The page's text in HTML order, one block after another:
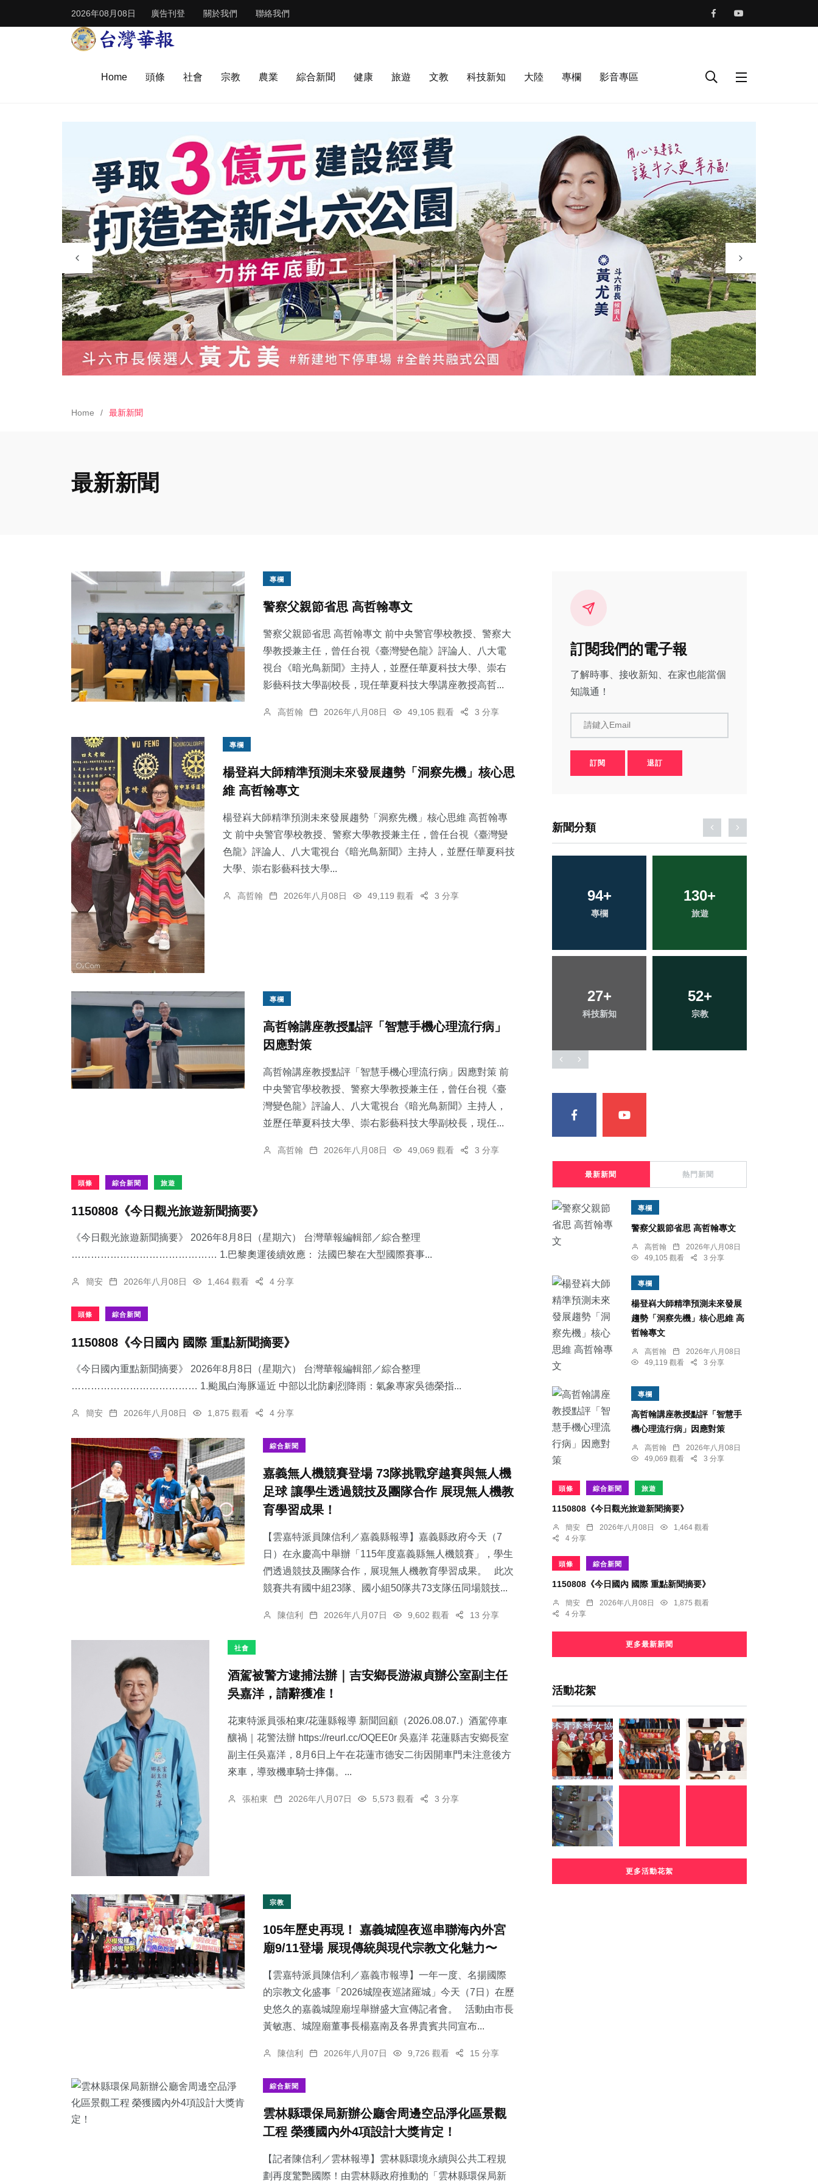
2026年08月08日 廣告刊登 關於我們 聯絡我們
Home 頭條 社會 宗教 農業 綜合新聞 健康 旅遊 文教 科技新知 大陸 專欄 影音專區
Home 最新新聞
最新新聞
專欄
警察父親節省思 高哲翰專文
警察父親節省思 高哲翰專文 前中央警官學校教授、警察大
學教授兼主任，曾任台視《臺灣變色龍》評論人、八大電
視台《暗光鳥新聞》主持人，並歷任華夏科技大學、崇右
影藝科技大學副校長，現任華夏科技大學講座教授高哲...
高哲翰 2026年八月08日 49,105 觀看 3 分享
專欄
楊登嵙大師精準預測未來發展趨勢「洞察先機」核心思
維 高哲翰專文
楊登嵙大師精準預測未來發展趨勢「洞察先機」核心思維 高哲翰專
文 前中央警官學校教授、警察大學教授兼主任，曾任台視《臺灣變
色龍》評論人、八大電視台《暗光鳥新聞》主持人，並歷任華夏科技
大學、崇右影藝科技大學...
高哲翰 2026年八月08日 49,119 觀看 3 分享
專欄
高哲翰講座教授點評「智慧手機心理流行病」
因應對策
高哲翰講座教授點評「智慧手機心理流行病」因應對策 前
中央警官學校教授、警察大學教授兼主任，曾任台視《臺
灣變色龍》評論人、八大電視台《暗光鳥新聞》主持人，
並歷任華夏科技大學、崇右影藝科技大學副校長，現任...
高哲翰 2026年八月08日 49,069 觀看 3 分享
頭條 綜合新聞 旅遊
1150808《今日觀光旅遊新聞摘要》
《今日觀光旅遊新聞摘要》 2026年8月8日（星期六） 台灣華報編輯部／綜合整理
……………………………………… 1.​巴黎奧運後續效應： 法國巴黎在大型國際賽事...
簡安 2026年八月08日 1,464 觀看 4 分享
頭條 綜合新聞
1150808《今日國內 國際 重點新聞摘要》
《今日國內重點新聞摘要》 2026年8月8日（星期六） 台灣華報編輯部／綜合整理
………………………………… 1.颱風白海豚逼近 中部以北防劇烈降雨：​氣象專家吳德榮指...
簡安 2026年八月08日 1,875 觀看 4 分享
綜合新聞
嘉義無人機競賽登場 73隊挑戰穿越賽與無人機
足球 讓學生透過競技及團隊合作 展現無人機教
育學習成果！
【雲嘉特派員陳信利／嘉義縣報導】嘉義縣政府今天（7
日）在永慶高中舉辦「115年度嘉義縣無人機競賽」，學生
們透過競技及團隊合作，展現無人機教育學習成果。 此次
競賽共有國中組23隊、國小組50隊共73支隊伍同場競技...
陳信利 2026年八月07日 9,602 觀看 13 分享
社會
酒駕被警方逮捕法辦｜吉安鄉長游淑貞辦公室副主任
吳嘉洋，請辭獲准！
花東特派員張柏東/花蓮縣報導 新聞回顧（2026.08.07.）酒駕停車
釀禍｜花警法辦 https://reurl.cc/OQEE0r 吳嘉洋 花蓮縣吉安鄉長室
副主任吳嘉洋，8月6日上午在花蓮市德安二街因開車門未注意後方
來車，導致機車騎士摔傷。...
張柏東 2026年八月07日 5,573 觀看 3 分享
宗教
105年歷史再現！ 嘉義城隍夜巡串聯海內外宮
廟9/11登場 展現傳統與現代宗教文化魅力〜
【雲嘉特派員陳信利／嘉義市報導】一年一度、名揚國際
的宗教文化盛事「2026城隍夜巡諸羅城」今天（7日）在歷
史悠久的嘉義城隍廟埕舉辦盛大宣傳記者會。 活動由市長
黃敏惠、城隍廟董事長楊嘉南及各界貴賓共同宣布...
陳信利 2026年八月07日 9,726 觀看 15 分享
綜合新聞
雲林縣環保局新辦公廳舍周邊空品淨化區景觀
工程 榮獲國內外4項設計大獎肯定！
【記者陳信利／雲林報導】雲林縣環境永續與公共工程規
劃再度驚艷國際！由雲林縣政府推動的「雲林縣環保局新
訂閱我們的電子報
了解時事、接收新知、在家也能當個
知識通！
請鍵入Email
訂閱 退訂
新聞分類
571+
綜合新聞
57+
169 +
健康
186+
314+
社會
94+ 41+
頭條
571+
綜合新聞
2+
大陸
57+
農業
最新新聞 熱門新聞
專欄
警察父親節省思 高哲翰專文
高哲翰
2026年八月08日
49,105 觀看
3 分享
專欄
楊登嵙大師精準預測未來發展
趨勢「洞察先機」核心思維 高
哲翰專文
高哲翰
2026年八月08日
49,119 觀看
3 分享
專欄
高哲翰講座教授點評「智慧手
機心理流行病」因應對策
高哲翰
2026年八月08日
49,069 觀看
3 分享
頭條 綜合新聞 旅遊
1150808《今日觀光旅遊新聞摘要》
簡安 2026年八月08日
1,464 觀看
4 分享
頭條 綜合新聞
1150808《今日國內 國際 重點新聞摘要》
簡安 2026年八月08日
1,875 觀看
4 分享
更多最新新聞
活動花絮
更多活動花絮